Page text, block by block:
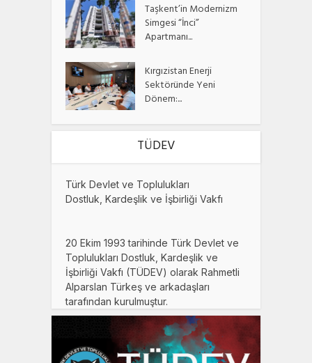
Taşkent’in Modernizm
Simgesi “İnci”
Apartmanı...
Kırgızistan Enerji
Sektöründe Yeni
Dönem:...
TÜDEV
Türk Devlet ve Toplulukları
Dostluk, Kardeşlik ve İşbirliği Vakfı
20 Ekim 1993 tarihinde Türk Devlet ve
Toplulukları Dostluk, Kardeşlik ve
İşbirliği Vakfı (TÜDEV) olarak Rahmetli
Alparslan Türkeş ve arkadaşları
tarafından kurulmuştur.